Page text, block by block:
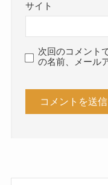
サイト
次回のコメント
の名前、メール